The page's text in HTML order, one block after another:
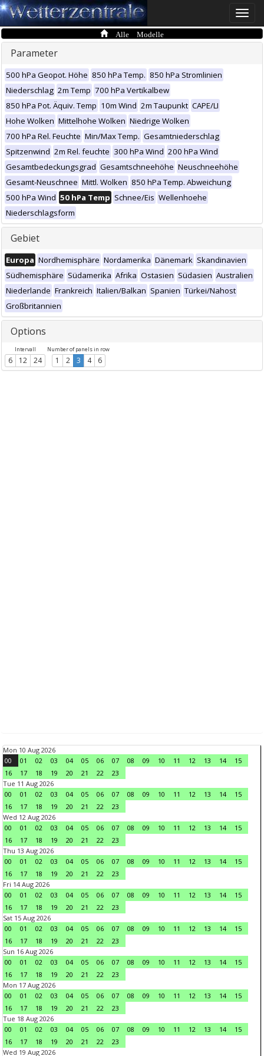
Toggle
Alle Modelle
Parameter
500 hPa Geopot. Höhe 850 hPa Temp. 850 hPa Stromlinien
Niederschlag 2m Temp 700 hPa Vertikalbew
850 hPa Pot. Äquiv. Temp 10m Wind 2m Taupunkt CAPE/LI
Hohe Wolken Mittelhohe Wolken Niedrige Wolken
700 hPa Rel. Feuchte Min/Max Temp. Gesamtniederschlag
Spitzenwind 2m Rel. feuchte 300 hPa Wind 200 hPa Wind
Gesamtbedeckungsgrad Gesamtschneehöhe Neuschneehöhe
Gesamt-Neuschnee Mittl. Wolken 850 hPa Temp. Abweichung
500 hPa Wind 50 hPa Temp Schnee/Eis Wellenhoehe
Niederschlagsform
Gebiet
Europa Nordhemisphäre Nordamerika Dänemark Skandinavien
Südhemisphäre Südamerika Afrika Ostasien Südasien Australien
Niederlande Frankreich Italien/Balkan Spanien Türkei/Nahost
Großbritannien
Options
Intervall
6 12 24
Number of panels in row
1 2 3 4 6
Mon 10 Aug 2026
00
01 02 03 04 05 06 07 08 09 10 11 12 13 14
15
16
17 18 19 20 21 22
23
Tue 11 Aug 2026
00
01 02 03 04 05 06 07 08 09 10 11 12 13 14
15
16
17 18 19 20 21 22
23
Wed 12 Aug 2026
00
01 02 03 04 05 06 07 08 09 10 11 12 13 14
15
16
17 18 19 20 21 22
23
Thu 13 Aug 2026
00
01 02 03 04 05 06 07 08 09 10 11 12 13 14
15
16
17 18 19 20 21 22
23
Fri 14 Aug 2026
00
01 02 03 04 05 06 07 08 09 10 11 12 13 14
15
16
17 18 19 20 21 22
23
Sat 15 Aug 2026
00
01 02 03 04 05 06 07 08 09 10 11 12 13 14
15
16
17 18 19 20 21 22
23
Sun 16 Aug 2026
00
01 02 03 04 05 06 07 08 09 10 11 12 13 14
15
16
17 18 19 20 21 22
23
Mon 17 Aug 2026
00
01 02 03 04 05 06 07 08 09 10 11 12 13 14
15
16
17 18 19 20 21 22
23
Tue 18 Aug 2026
00
01 02 03 04 05 06 07 08 09 10 11 12 13 14
15
16
17 18 19 20 21 22
23
Wed 19 Aug 2026